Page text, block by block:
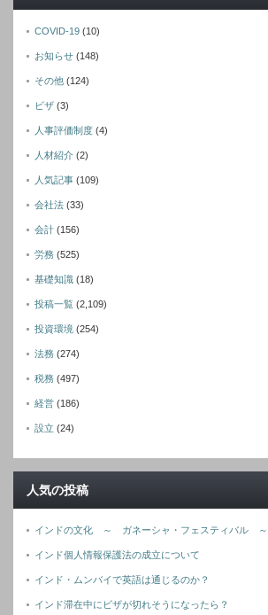
COVID-19 (10)
お知らせ (148)
その他 (124)
ビザ (3)
人事評価制度 (4)
人材紹介 (2)
人気記事 (109)
会社法 (33)
会計 (156)
労務 (525)
基礎知識 (18)
投稿一覧 (2,109)
投資環境 (254)
法務 (274)
税務 (497)
経営 (186)
設立 (24)
人気の投稿
インドの文化 ～ ガネーシャ・フェスティバル ～
インド個人情報保護法の成立について
インド・ムンバイで英語は通じるのか？
インド滞在中にビザが切れそうになったら？